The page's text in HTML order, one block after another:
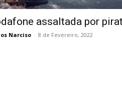
assaltada por
Narciso - 8 de Fevereiro, 2022